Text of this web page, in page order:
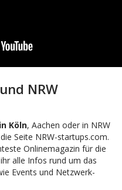
NRW
Köln, Aachen oder in NRW
Seite NRW-startups.com.
Onlinemagazin für die
alle Infos rund um das
Events und Netzwerk-